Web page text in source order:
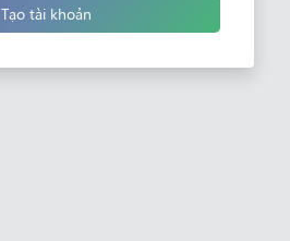
Tạo tài khoản